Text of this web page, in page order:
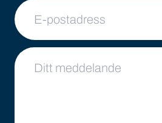
E-postadress
Ditt meddelande